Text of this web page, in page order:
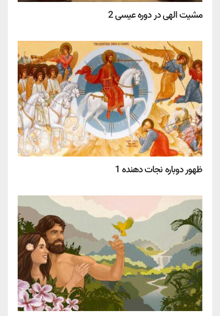
مشیت الهی در دوره عیسی 2
ظهور دوباره نجات دهنده 1